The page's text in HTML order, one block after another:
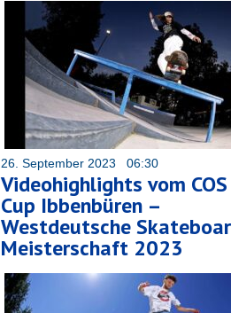
26. September 2023 06:30
Videohighlights vom COS
Cup Ibbenbüren –
Westdeutsche
Meisterschaft 2023